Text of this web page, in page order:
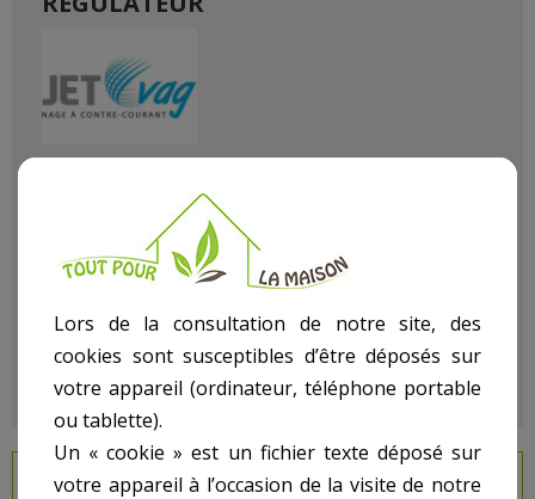
EN SAVOIR PLUS
Lors de la consultation de notre site, des
cookies sont susceptibles d’être déposés sur
votre appareil (ordinateur, téléphone portable
ou tablette).
Un « cookie » est un fichier texte déposé sur
votre appareil à l’occasion de la visite de notre